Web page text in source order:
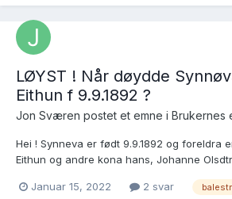
LØYST ! Når døydde
Eithun f 9.9.1892 ?
Jon Sværen postet et emne i Brukernes
Hei ! Synneva er født 9.9.1892 og foreldra
Eithun og andre kona hans, Johanne
konformert i Tjugum Kyrkje 14.10.1906, nr 13:
Januar 15, 2022 2 svar